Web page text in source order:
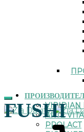
VIRIDIAN
ARTE VITA
PROLACT
FUSHI